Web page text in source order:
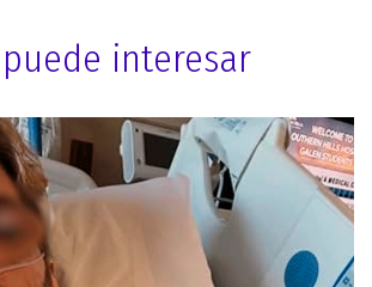
puede interesar